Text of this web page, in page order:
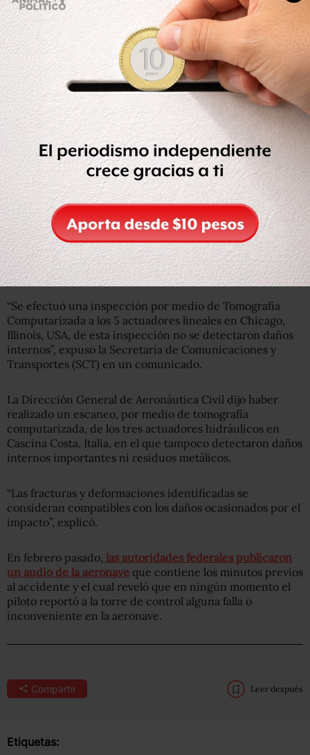
También detectaron en un análisis que dos de las cuatro
luces estuvieron encendidas antes del impacto, pero que
aún no se conoce el momento del vuelo en que se
iluminaron.
Leer: Audios del helicóptero de la gobernadora de Puebla
y su esposo se darán a conocer, no se reservarán: SCT
“Se efectuó una inspección por medio de Tomografía
Computarizada a los 5 actuadores lineales en Chicago,
Illinois, USA, de esta inspección no se detectaron daños
internos”, expuso la Secretaría de Comunicaciones y
Transportes (SCT) en un comunicado.
La Dirección General de Aeronáutica Civil dijo haber
realizado un escaneo, por medio de tomografía
computarizada, de los tres actuadores hidráulicos en
Cascina Costa, Italia, en el que tampoco detectaron daños
internos importantes ni residuos metálicos.
“Las fracturas y deformaciones identificadas se
consideran compatibles con los daños ocasionados por el
impacto”, explicó.
En febrero pasado, las autoridades federales publicaron
un audio de la aeronave que contiene los minutos previos
al accidente y el cual reveló que en ningún momento el
piloto reportó a la torre de control alguna falla o
inconveniente en la aeronave.
Compartir Leer después
Etiquetas: